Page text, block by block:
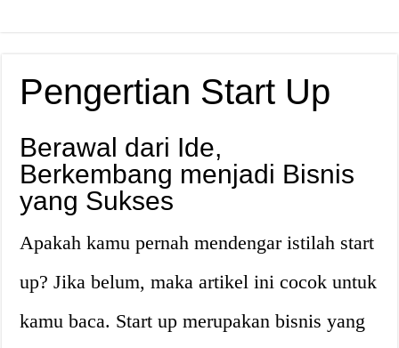
Pengertian Start Up
Berawal dari Ide,
Berkembang menjadi Bisnis
yang Sukses
Apakah kamu pernah mendengar istilah start
up? Jika belum, maka artikel ini cocok untuk
kamu baca. Start up merupakan bisnis yang